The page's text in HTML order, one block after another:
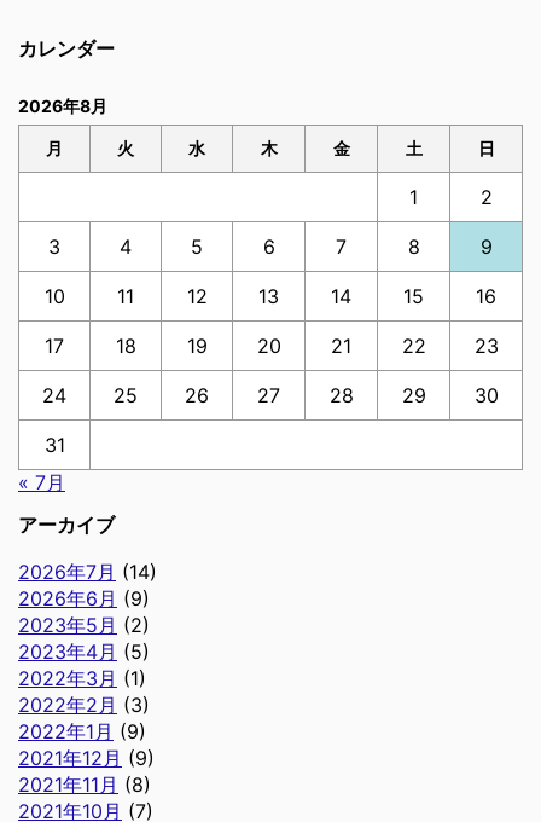
カレンダー
2026年8月
月 火 水 木 金 土 日
1 2
3 4 5 6 7 8 9
10 11 12 13 14 15 16
17 18 19 20 21 22 23
24 25 26 27 28 29 30
31
« 7月
アーカイブ
2026年7月 (14)
2026年6月 (9)
2023年5月 (2)
2023年4月 (5)
2022年3月 (1)
2022年2月 (3)
2022年1月 (9)
2021年12月 (9)
2021年11月 (8)
2021年10月 (7)